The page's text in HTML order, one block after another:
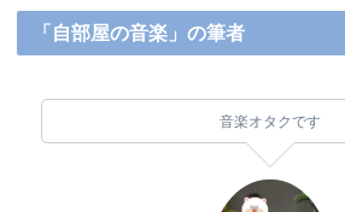
「自部屋の音楽」の筆者
音楽オタクです